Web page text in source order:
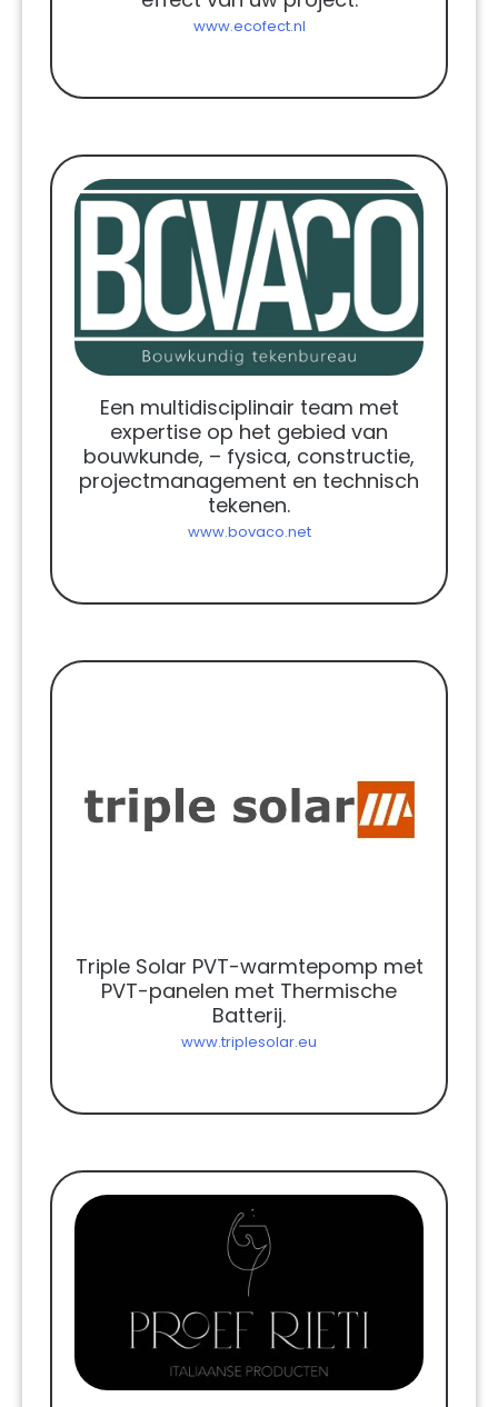
www.ecofect.nl
Een multidisciplinair team met
expertise op het gebied van
bouwkunde, – fysica, constructie,
projectmanagement en technisch
tekenen.
www.bovaco.net
Triple Solar PVT-warmtepomp met
PVT-panelen met Thermische
Batterij.
www.triplesolar.eu